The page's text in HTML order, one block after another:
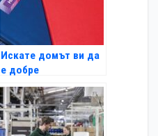
Искате домът ви да
е добре
организиран?
Направете го с
Brother